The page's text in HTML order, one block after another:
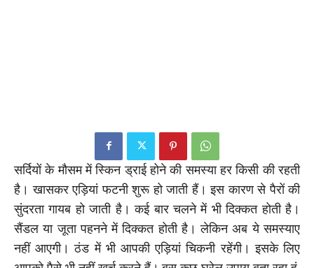
सर्दियों के मौसम में स्किन ड्राई होने की समस्या हर किसी की रहती
है। खासकर एड़ियां फटनी शुरू हो जाती हैं। इस कारण से पैरों की
सुंदरता गायब हो जाती है। कई बार चलने में भी दिक्कत होती है।
सैंडल या जूता पहनने में दिक्कत होती है। लेकिन अब ये समस्याए
नहीं आएगी। ठंड में भी आपकी एड़ियां चिकनी रहेंगी। इसके लिए